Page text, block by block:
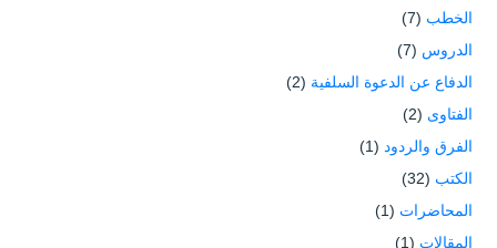
الخطب (7)
الدروس (7)
الدفاع عن الدعوة السلفية (2)
الفتاوى (2)
الفرق والردود (1)
الكتب (32)
المحاضرات (1)
المقالات (1)